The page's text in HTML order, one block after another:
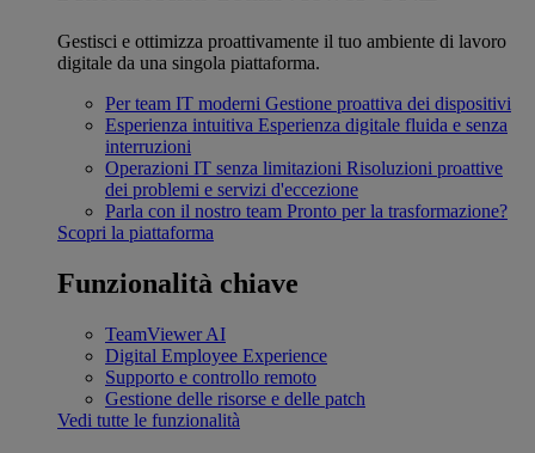
Gestisci e ottimizza proattivamente il tuo ambiente di lavoro
digitale da una singola piattaforma.
Per team IT moderni Gestione proattiva dei dispositivi
Esperienza intuitiva Esperienza digitale fluida e senza
interruzioni
Operazioni IT senza limitazioni Risoluzioni proattive
dei problemi e servizi d'eccezione
Parla con il nostro team Pronto per la trasformazione?
Scopri la piattaforma
Funzionalità chiave
TeamViewer AI
Digital Employee Experience
Supporto e controllo remoto
Gestione delle risorse e delle patch
Vedi tutte le funzionalità